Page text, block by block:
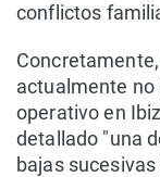
conflictos
actualmente no
operativo en
detallado "una
bajas